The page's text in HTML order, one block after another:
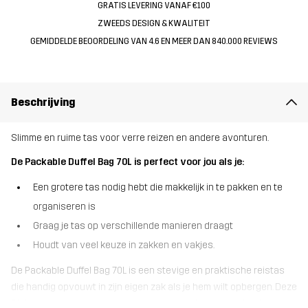
GRATIS LEVERING VANAF €100
ZWEEDS DESIGN & KWALITEIT
GEMIDDELDE BEOORDELING VAN 4.6 EN MEER DAN 840.000 REVIEWS
Beschrijving
Slimme en ruime tas voor verre reizen en andere avonturen.
De Packable Duffel Bag 70L is perfect voor jou als je:
Een grotere tas nodig hebt die makkelijk in te pakken en te
organiseren is
Graag je tas op verschillende manieren draagt
Houdt van veel keuze in zakken en vakjes.
De Packable Duffel Bag 70L is een stevige en praktische reistas
die handig opvouwt in zijn eigen zak als je hem wilt opbergen. Deze